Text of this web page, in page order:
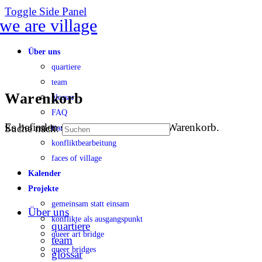
Toggle Side Panel
Über uns
quartiere
team
glossar
FAQ
transparenz
konfliktbearbeitung
faces of village
Kalender
Projekte
gemeinsam statt einsam
konflikte als ausgangspunkt
queer art bridge
queer bridges
Warenkorb
Es befinden sich keine Produkte im Warenkorb.
Suche nach:
Über uns
quartiere
team
glossar